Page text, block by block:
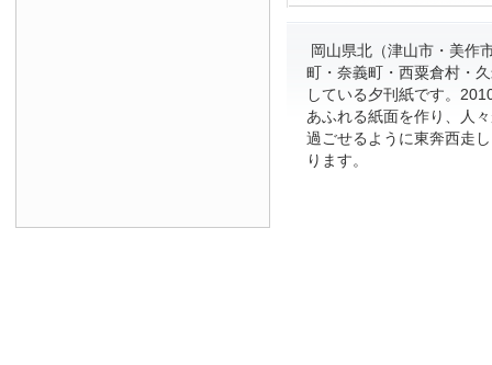
岡山県北（津山市・美作
町・奈義町・西粟倉村・
している夕刊紙です。
あふれる紙面を作り、人
過ごせるように東奔西走
ります。